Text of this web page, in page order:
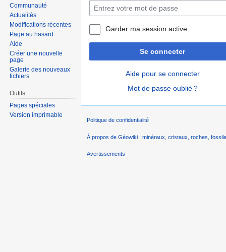
Garder ma session active
Se connecter
Aide pour se connecter
Mot de passe oublié ?
Communauté
Actualités
Modifications récentes
Page au hasard
Aide
Créer une nouvelle
page
Galerie des nouveaux
fichiers
Outils
Pages spéciales
Version imprimable
Politique de confidentialité
À propos de Géowiki : minéraux, cristaux, roches,
Avertissements